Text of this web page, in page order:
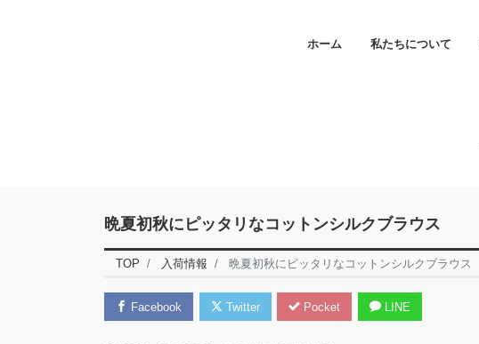
ホーム 私たちについて
晩夏初秋にピッタリなコットンシルクブラウス
TOP 入荷情報 晩夏初秋にピッタリなコットンシルクブラウス
Facebook Twitter Pocket LINE